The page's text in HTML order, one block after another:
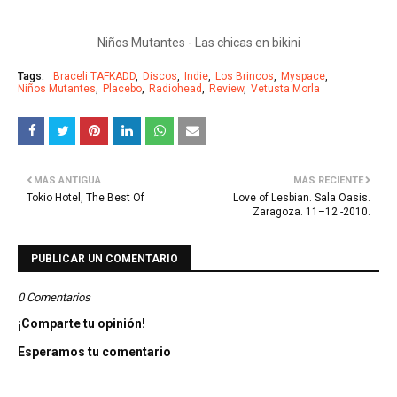
Niños Mutantes - Las chicas en bikini
Tags: Braceli TAFKADD Discos Indie Los Brincos
Myspace
Niños Mutantes
Placebo Radiohead Review Vetusta Morla
MÁS RECIENTE
Love of Lesbian. Sala Oasis.
Zaragoza. 11–12 -2010.
MÁS ANTIGUA
Tokio Hotel, The Best Of
PUBLICAR UN COMENTARIO
0 Comentarios
¡Comparte tu opinión!
Esperamos tu comentario